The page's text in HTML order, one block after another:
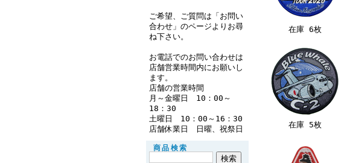
ご希望、ご質問は「お問い
合わせ」のページよりお尋
ね下さい。
お電話でのお問い合わせは
店舗営業時間内にお願いし
ます。
店舗の営業時間
月～金曜日 10：00～
18：30
土曜日 10：00～16：30
店舗休業日 日曜、祝祭日
商品検索
在庫 6枚
在庫 5枚